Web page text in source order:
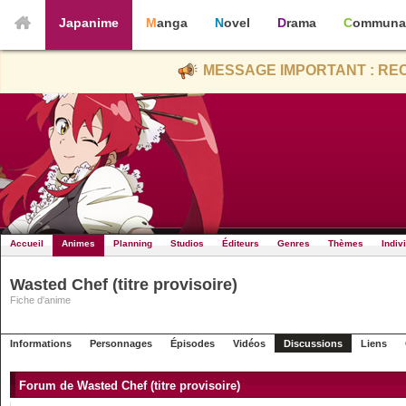
Japanime Manga Novel Drama
MESSAGE IMPORTANT :
Accueil Animes Planning Studios Éditeurs Genres Thèmes
Wasted Chef (titre provisoire)
Fiche d'anime
Informations Personnages Épisodes Vidéos Discussions Liens
Forum de Wasted Chef (titre provisoire)